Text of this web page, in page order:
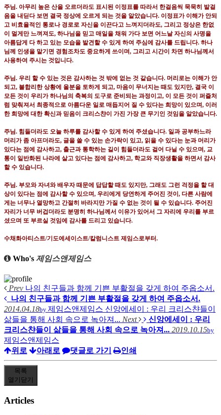
주님. 아무리 높은 산을 오르더라도 표시된 이정표를 따라서 한걸음씩 묵묵히 발걸
음을 내딛다 보면 결국 정상에 오르게 되는 것을 알았습니다. 이정표가 이해가 안되
고 비효율적인 통로나 경로로 자신을 이끈다고 느껴지더라도, 그리고 정상은 한없
이 멀게만 느껴져도, 하나님을 믿고 매일을 채워 가다 보면 어느날 자신의 사명을
아름답게 다 하고 있는 모습을 발견할 수 있게 하여 주심에 감사를 드립니다. 하나
님께 인생을 맡기면 경험조차도 중요하게 쓰이며, 그리고 시간이 차면 하나님께서
사용하여 주시는 것입니다.
주님. 우리 할 수 있는 것은 감사하는 것 밖에 없는 것 같습니다. 머리로는 이해가 안
되고, 불합리한 상황에 울분을 토하게 되고, 마음이 무너지는 때도 있지만, 결국 이
모든 것이 우리가 하나님의 축복의 도구로 준비되는 과정이고, 이 모든 것이 퍼즐처
럼 맞춰져서 최종적으로 아름다운 일로 매듭지어 질 수 있다는 희망이 있으며, 이러
한 희망에 대한 확신과 믿음이 크리스챤이 가진 가장 큰 무기인 것임을 알았습니다.
주님. 힘들더라도 오늘 하루를 감사할 수 있게 하여 주셨습니다. 일과 공부하느라
머리가 좀 아프더라도, 글을 쓸 수 있는 손가락이 있고, 읽을 수 있다는 눈과 머리가
있다는 점에 감사하고, 출근과 통학하는 길이 힘들더라도 걸어 다닐 수 있으며, 교
통이 일반화된 나라에 살고 있다는 점에 감사하고, 학교와 직장생활을 하면서 감사
할 수 있습니다.
주님. 부모와 자녀와 배우자 때문에 답답할 때도 있지만, 그래도 그런 걱정을 할 대
상이 있다는 점에 감사할 수 있으며, 우리에게 당연하게 주어진 것이 , 다른 사람에
게는 너무나 열망하고 간절히 바라지만 가질 수 없는 것이 될 수 있습니다. 주어진
자리가 너무 버겁더라도 분명히 하나님께서 이유가 있어서 그 자리에 우리를 부르
셨으며 또 부르실 것임에 감사를 드리고 있습니다.
수채화아티스트/기도에세이스트/칼럼니스트 제임스로부터.
Who's 제임스앤제임스
Prev 나의 친구들과 함께 기쁜 부활절을 갖게 하여 주옵소서.
나의 친구들과 함께 기쁜 부활절을 갖게 하여 주옵소서.
2014.04.18by 제임스앤제임스 신앙에세이 : 우리 크리스챤들이
삶들을 통해 사회 속으로 녹아져... Next
신앙에세이 : 우리
크리스챤들이 삶들을 통해 사회 속으로 녹아져... 2019.10.15by
제임스앤제임스
위로
아래로 댓글로 가기 인쇄
목록
열기 닫기
Articles